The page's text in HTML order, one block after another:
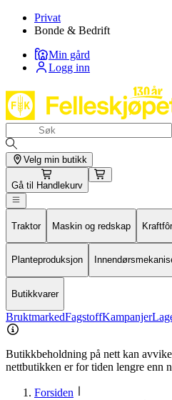
Privat
Bonde & Bedrift
Min gård
Logg inn
Velg min butikk
Gå til Handlekurv
Traktor Maskin og redskap
Planteproduksjon
Butikkvarer
BruktmarkedFagstoffKampanjer
Butikkbeholdning på nett kan
nettbutikken er for tiden lengre enn
Forsiden